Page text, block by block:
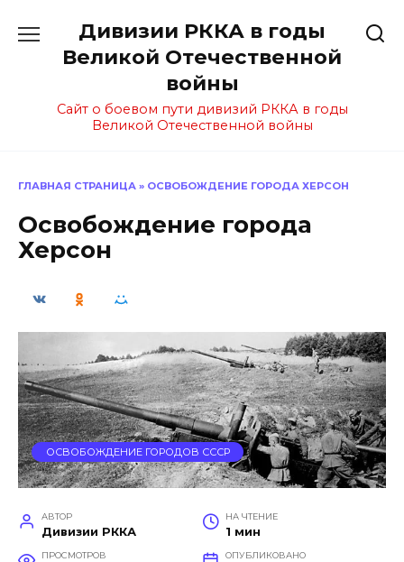
содержанию
Дивизии РККА в годы
Великой Отечественной
войны
Сайт о боевом пути дивизий РККА в годы
Великой Отечественной войны
ГЛАВНАЯ СТРАНИЦА » ОСВОБОЖДЕНИЕ ГОРОДА ХЕРСОН
Освобождение города
Херсон
ОСВОБОЖДЕНИЕ ГОРОДОВ СССР
АВТОР
Дивизии РККА
НА ЧТЕНИЕ
1 мин
ПРОСМОТРОВ ОПУБЛИКОВАНО